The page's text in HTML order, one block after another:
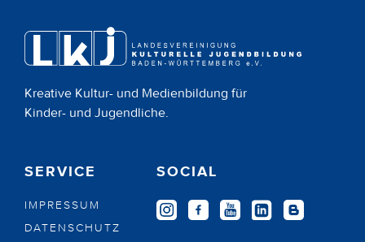
Kreative Kultur- und Medienbildung für
Kinder- und Jugendliche.
SERVICE
IMPRESSUM
DATENSCHUTZ
SOCIAL